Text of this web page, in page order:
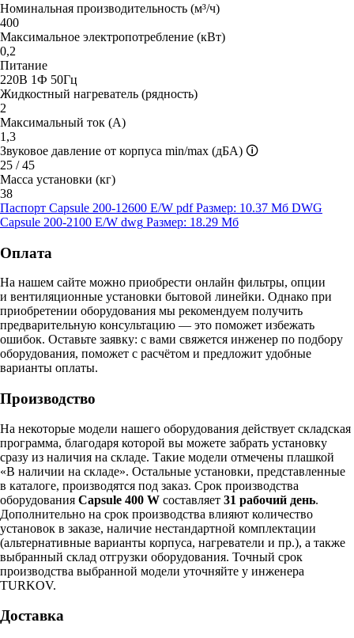
Номинальная производительность (м³/ч)
400
Максимальное электропотребление (кВт)
0,2
Питание
220В 1Ф 50Гц
Жидкостный нагреватель (рядность)
2
Максимальный ток (А)
1,3
Звуковое давление от корпуса min/max (дБА) 🛈
25 / 45
Масса установки (кг)
38
Паспорт Capsule 200-12600 E/W pdf Размер: 10.37 Мб DWG
Capsule 200-2100 E/W dwg Размер: 18.29 Мб
Оплата
На нашем сайте можно приобрести онлайн фильтры, опции
и вентиляционные установки бытовой линейки. Однако при
приобретении оборудования мы рекомендуем получить
предварительную консультацию — это поможет избежать
ошибок. Оставьте заявку: с вами свяжется инженер по подбору
оборудования, поможет с расчётом и предложит удобные
варианты оплаты.
Производство
На некоторые модели нашего оборудования действует складская
программа, благодаря которой вы можете забрать установку
сразу из наличия на складе. Такие модели отмечены плашкой
«В наличии на складе». Остальные установки, представленные
в каталоге, производятся под заказ. Срок производства
оборудования Capsule 400 W составляет 31 рабочий день.
Дополнительно на срок производства влияют количество
установок в заказе, наличие нестандартной комплектации
(альтернативные варианты корпуса, нагреватели и пр.), а также
выбранный склад отгрузки оборудования. Точный срок
производства выбранной модели уточняйте у инженера
TURKOV.
Доставка